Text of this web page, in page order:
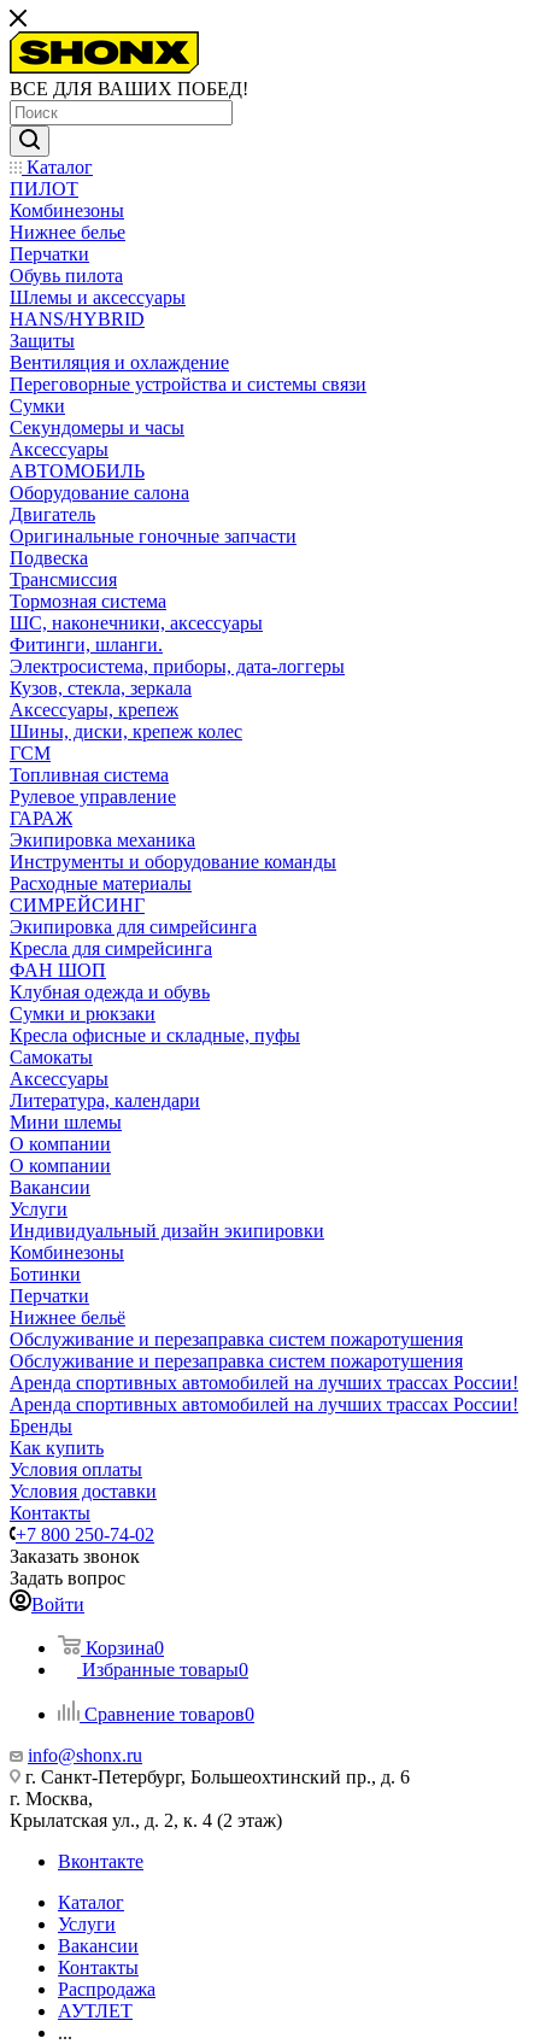
ВСЕ ДЛЯ ВАШИХ ПОБЕД!
Каталог
ПИЛОТ
Комбинезоны
Нижнее белье
Перчатки
Обувь пилота
Шлемы и аксессуары
HANS/HYBRID
Защиты
Вентиляция и охлаждение
Переговорные устройства и системы связи
Сумки
Секундомеры и часы
Аксессуары
АВТОМОБИЛЬ
Оборудование салона
Двигатель
Оригинальные гоночные запчасти
Подвеска
Трансмиссия
Тормозная система
ШС, наконечники, аксессуары
Фитинги, шланги.
Электросистема, приборы, дата-логгеры
Кузов, стекла, зеркала
Аксессуары, крепеж
Шины, диски, крепеж колес
ГСМ
Топливная система
Рулевое управление
ГАРАЖ
Экипировка механика
Инструменты и оборудование команды
Расходные материалы
СИМРЕЙСИНГ
Экипировка для симрейсинга
Кресла для симрейсинга
ФАН ШОП
Клубная одежда и обувь
Сумки и рюкзаки
Кресла офисные и складные, пуфы
Самокаты
Аксессуары
Литература, календари
Мини шлемы
О компании
О компании
Вакансии
Услуги
Индивидуальный дизайн экипировки
Комбинезоны
Ботинки
Перчатки
Нижнее бельё
Обслуживание и перезаправка систем пожаротушения
Обслуживание и перезаправка систем пожаротушения
Аренда спортивных автомобилей на лучших трассах России!
Аренда спортивных автомобилей на лучших трассах России!
Бренды
Как купить
Условия оплаты
Условия доставки
Контакты
+7 800 250-74-02
Заказать звонок
Задать вопрос
Войти
Корзина0
Избранные товары0
Сравнение товаров0
info@shonx.ru
г. Санкт-Петербург, Большеохтинский пр., д. 6
г. Москва,
Крылатская ул., д. 2, к. 4 (2 этаж)
Вконтакте
Каталог
Услуги
Вакансии
Контакты
Распродажа
АУТЛЕТ
...